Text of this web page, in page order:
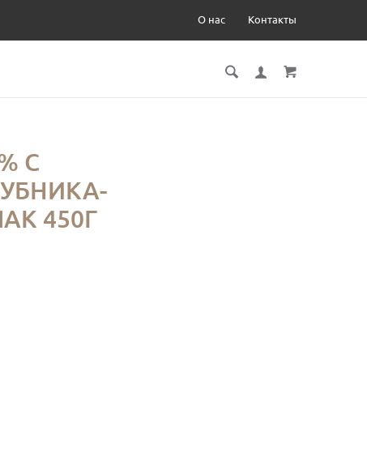
О нас Контакты
С
450Г